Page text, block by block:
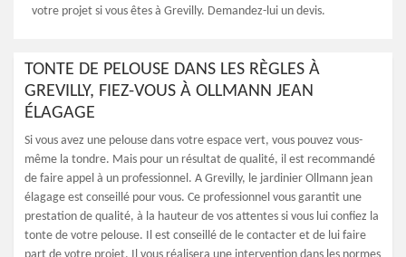
votre projet si vous êtes à Grevilly. Demandez-lui un devis.
TONTE DE PELOUSE DANS LES RÈGLES À
GREVILLY, FIEZ-VOUS À OLLMANN JEAN
ÉLAGAGE
Si vous avez une pelouse dans votre espace vert, vous pouvez vous-
même la tondre. Mais pour un résultat de qualité, il est recommandé
de faire appel à un professionnel. A Grevilly, le jardinier Ollmann jean
élagage est conseillé pour vous. Ce professionnel vous garantit une
prestation de qualité, à la hauteur de vos attentes si vous lui confiez la
tonte de votre pelouse. Il est conseillé de le contacter et de lui faire